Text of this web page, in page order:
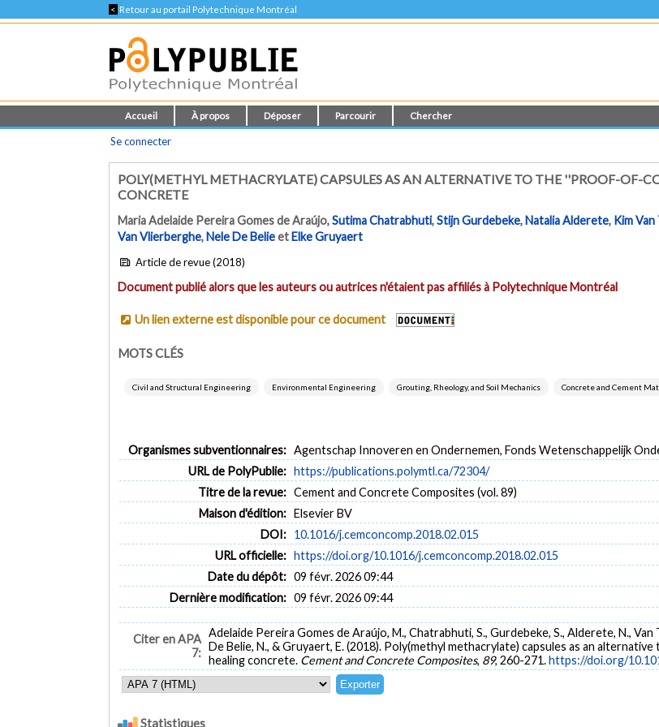
< Retour au portail Polytechnique Montréal
Accueil À propos Déposer Parcourir Chercher
Se connecter
POLY(METHYL METHACRYLATE) CAPSULES AS AN ALTERNATIVE TO THE ''PROOF-OF-
CONCRETE
Maria Adelaide Pereira Gomes de Araújo,Sutima Chatrabhuti,Stijn Gurdebeke,Natalia Alderete, Kim
Van Vlierberghe,Nele De BelieetElke Gruyaert
Article de revue (2018)
Document publié alors que les auteurs ou autrices n'étaient pas affiliés à Polytechnique Montréal
Un lien externe est disponible pour ce document
MOTS CLÉS
Civil and Structural Engineering Environmental Engineering Grouting, Rheology, and Soil Mechanics Concrete and Cement
Organismes subventionnaires: Agentschap Innoveren en Ondernemen, Fonds Wetenschappelijk
URL de PolyPublie: https://publications.polymtl.ca/72304/
Titre de la revue: Cement and Concrete Composites (vol. 89)
Maison d'édition: Elsevier BV
DOI: 10.1016/j.cemconcomp.2018.02.015
URL officielle: https://doi.org/10.1016/j.cemconcomp.2018.02.015
Date du dépôt: 09 févr. 2026 09:44
Dernière modification: 09 févr. 2026 09:44
Citer en APA
7:
Adelaide Pereira Gomes de Araújo, M., Chatrabhuti, S., Gurdebeke, S., Alderete, N.,
De Belie, N., & Gruyaert, E. (2018). Poly(methyl methacrylate) capsules as an
healing concrete. Cement and Concrete Composites, 89, 260-271.https://doi.org/
Statistiques